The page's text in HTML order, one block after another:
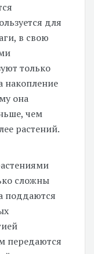
для
в свою
только
накопление
она
чем
растений.
сложны
поддаются
передаются